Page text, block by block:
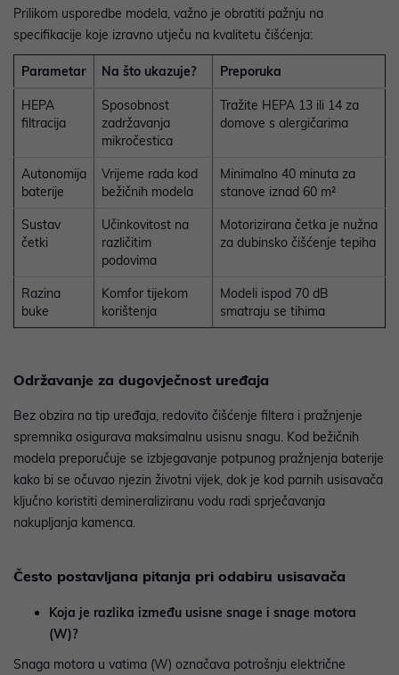
Prilikom usporedbe modela, važno je obratiti pažnju na
specifikacije koje izravno utječu na kvalitetu čišćenja:
Parametar Na što ukazuje? Preporuka
HEPA
filtracija
Sposobnost
zadržavanja
mikročestica
Tražite HEPA 13 ili 14 za
domove s alergičarima
Autonomija
baterije
Vrijeme rada kod
bežičnih modela
Minimalno 40 minuta za
stanove iznad 60 m²
Sustav
četki
Učinkovitost na
različitim
podovima
Motorizirana četka je nužna
za dubinsko čišćenje tepiha
Razina
buke
Komfor tijekom
korištenja
Modeli ispod 70 dB
smatraju se tihima
Održavanje za dugovječnost uređaja
Bez obzira na tip uređaja, redovito čišćenje filtera i pražnjenje
spremnika osigurava maksimalnu usisnu snagu. Kod bežičnih
modela preporučuje se izbjegavanje potpunog pražnjenja baterije
kako bi se očuvao njezin životni vijek, dok je kod parnih usisavača
ključno koristiti demineraliziranu vodu radi sprječavanja
nakupljanja kamenca.
Često postavljana pitanja pri odabiru usisavača
Koja je razlika između usisne snage i snage motora
(W)?
Snaga motora u vatima (W) označava potrošnju električne